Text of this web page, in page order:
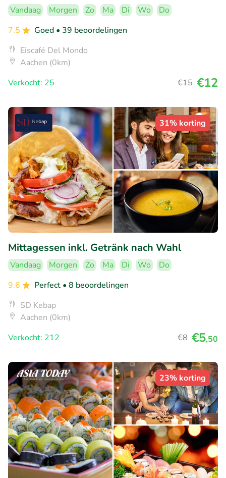
Vandaag Morgen Zo Ma Di Wo
Do
7.5
Goed • 39 beoordelingen
Eiscafé Del Mondo
Aachen (0km)
Verkocht: 25
€15 €12
31% korting
Mittagessen inkl. Getränk nach Wahl
Vandaag Morgen Zo Ma Di Wo
Do
9.6
Perfect • 8 beoordelingen
SD Kebap
Aachen (0km)
Verkocht: 212
€8 €5,50
23% korting